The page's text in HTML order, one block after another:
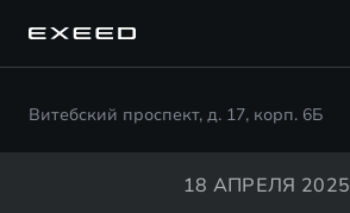
Витебский проспект, д. 17, корп. 6Б
18 АПРЕЛЯ 2025